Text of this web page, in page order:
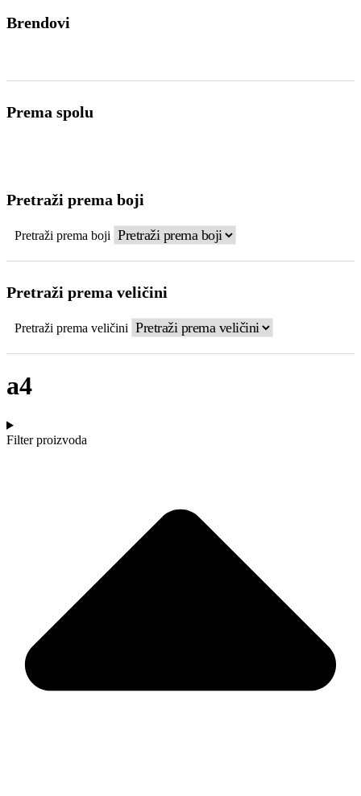
Brendovi
Prema spolu
Pretraži prema boji
Pretraži prema boji
Pretraži prema veličini
Pretraži prema veličini
a4
Filter proizvoda